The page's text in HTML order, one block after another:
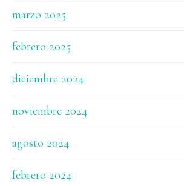
marzo 2025
febrero 2025
diciembre 2024
noviembre 2024
agosto 2024
febrero 2024